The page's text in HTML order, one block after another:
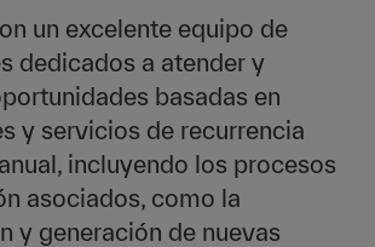
un excelente equipo de
dedicados a atender y
basadas en
y servicios de recurrencia
incluyendo los procesos
asociados, como la
y generación de nuevas